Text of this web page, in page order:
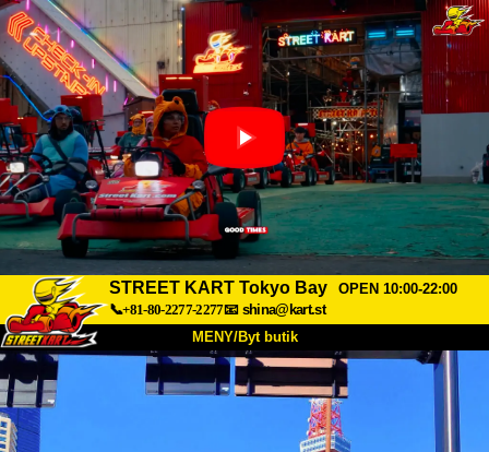
STREET KART Tokyo Bay
OPEN 10:00-22:00
📞+81-80-2277-2277📧 shina@kart.st
MENY/Byt butik
HEM